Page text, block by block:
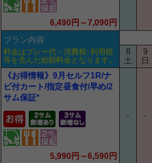
6,490円～7,090円
プラン内容
料金はプレー代・消費税･利用税
等を含んだ総額料金となります。
8
土
9
日
《お得情報》9月セルフ1R/ナ
ビ付カート/指定昼食付/早め/2
サム保証*
5,990円～6,590円
- -